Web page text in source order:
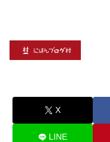
X
LINE